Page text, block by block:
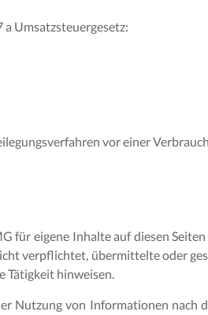
Umsatzsteuergesetz:
vor einer
für eigene Inhalte auf diesen
verpflichtet, übermittelte oder
Tätigkeit hinweisen.
Nutzung von Informationen nach